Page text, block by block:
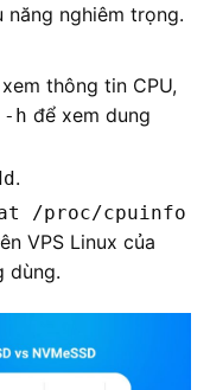
năng nghiêm trọng.
thông tin CPU,
h để xem dung
.
/proc/cpuinfo
VPS Linux của
dùng.